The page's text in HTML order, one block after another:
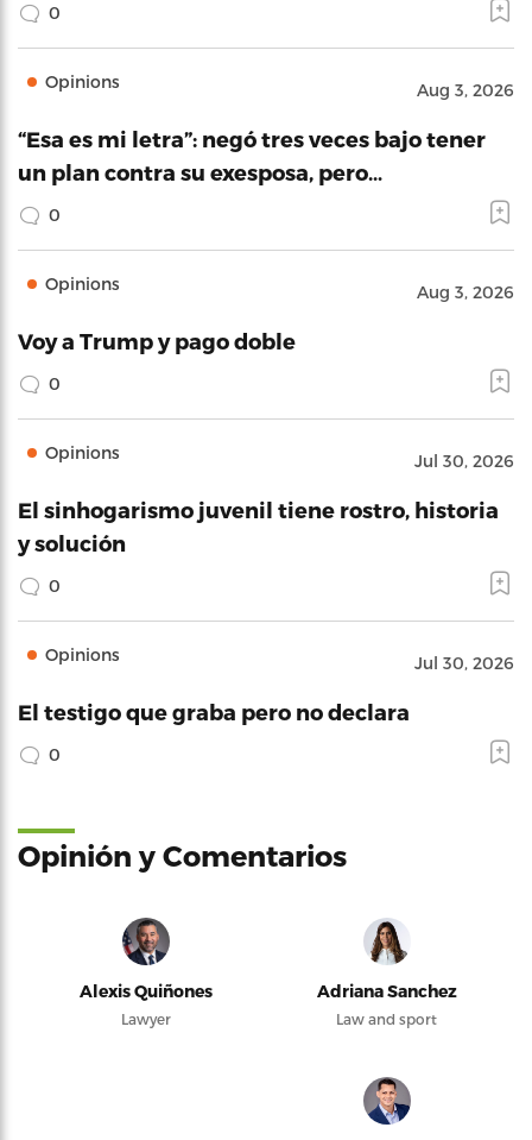
0
Opinions Aug 3, 2026
“Esa es mi letra”: negó tres veces bajo tener
un plan contra su exesposa, pero…
0
Opinions Aug 3, 2026
Voy a Trump y pago doble
0
Opinions Jul 30, 2026
El sinhogarismo juvenil tiene rostro, historia
y solución
0
Opinions Jul 30, 2026
El testigo que graba pero no declara
0
Opinión y Comentarios
Alexis Quiñones
Lawyer
Adriana Sanchez
Law and sport